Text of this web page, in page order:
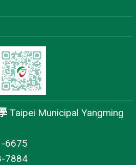
Taipei Municipal Yangming
7884